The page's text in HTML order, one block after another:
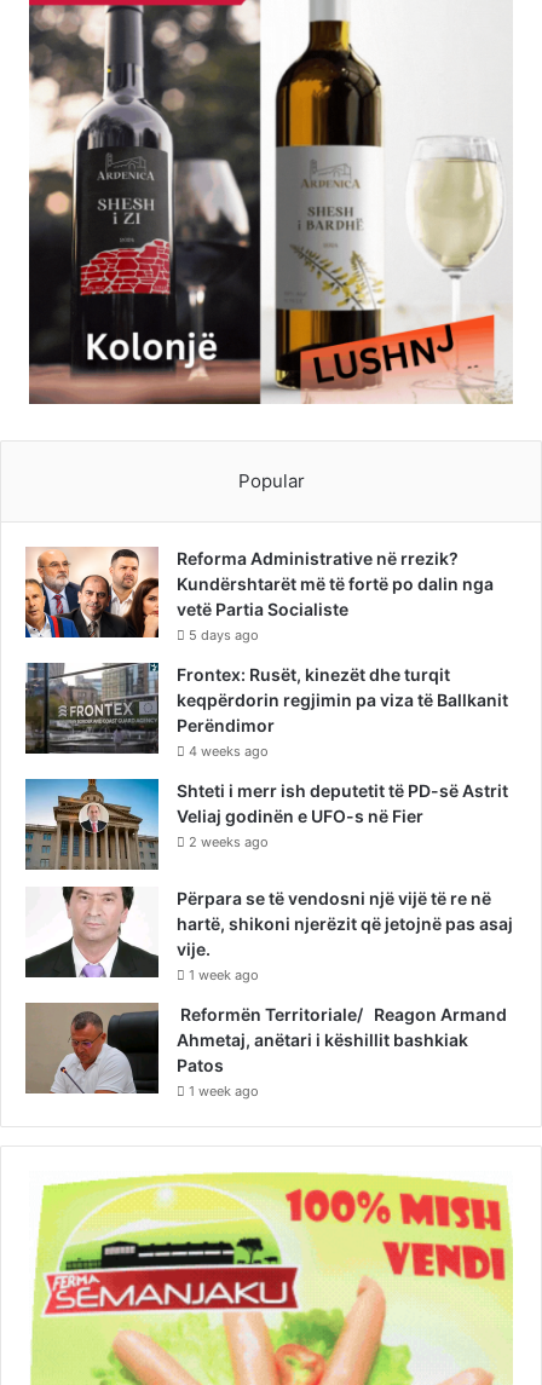
Popular
Reforma Administrative në rrezik?
Kundërshtarët më të fortë po dalin nga
vetë Partia Socialiste
5 days ago
Frontex: Rusët, kinezët dhe turqit
keqpërdorin regjimin pa viza të Ballkanit
Perëndimor
4 weeks ago
Shteti i merr ish deputetit të PD-së Astrit
Veliaj godinën e UFO-s në Fier
2 weeks ago
Përpara se të vendosni një vijë të re në
hartë, shikoni njerëzit që jetojnë pas asaj
vije.
1 week ago
Reformën Territoriale/ Reagon Armand
Ahmetaj, anëtari i këshillit bashkiak
Patos
1 week ago